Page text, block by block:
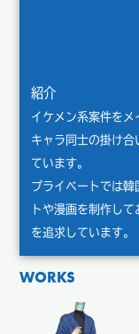
紹介
イケメン系案件を
キャラ同士の掛け合
ています。
プライベートでは韓
トや漫画を制作し
を追求しています。
WORKS